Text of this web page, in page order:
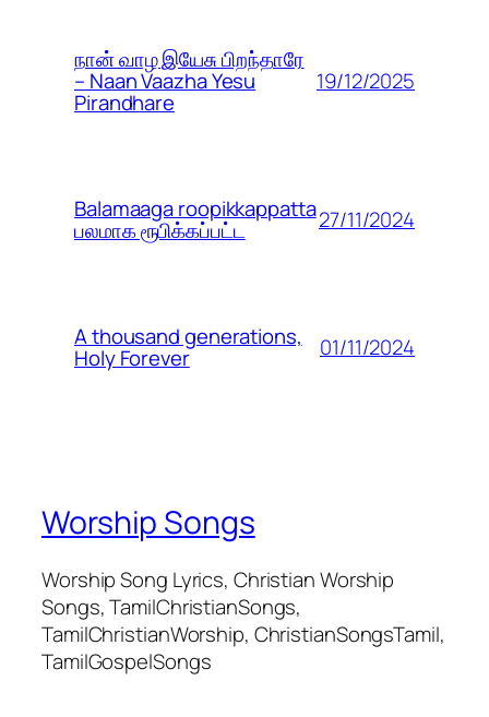
நான் வாழ இயேசு பிறந்தாரே
– Naan Vaazha Yesu
Pirandhare
19/12/2025
Balamaaga roopikkappatta
பலமாக ரூபிக்கப்பட்ட 27/11/2024
A thousand generations,
Holy Forever 01/11/2024
Worship Songs
Worship Song Lyrics, Christian Worship
Songs, TamilChristianSongs,
TamilChristianWorship, ChristianSongsTamil,
TamilGospelSongs